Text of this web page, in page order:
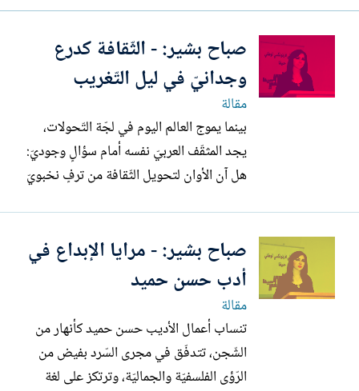
صباح بشير: - الثّقافة كدرع
وجدانيّ في ليل التّغريب
مقالة
بينما يموج العالم اليوم في لجّة التّحولات،
يجد المثقّف العربيّ نفسه أمام سؤالٍ وجوديّ:
هل آن الأوان لتحويل الثّقافة من ترفٍ نخبويّ
الخارطة العالميّة. تتجلّى الثّقافة في أبهى
صورها حين تكفّ عن كونها رصيدا معرفيّا...
صباح بشير: - مرايا الإبداع في
أدب حسن حميد
مقالة
تنساب أعمال الأديب حسن حميد كأنهار من
الشّجن، تتدفّق في مجرى السّرد بفيض من
الرّؤى الفلسفيّة والجماليّة، وترتكز على لغة